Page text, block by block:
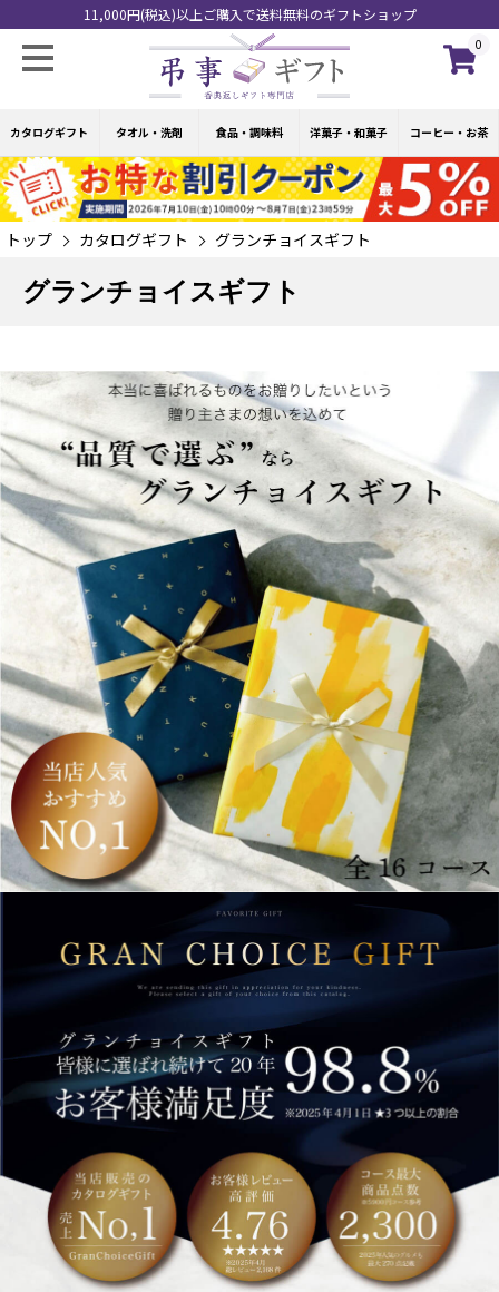
11,000円(税込)以上ご購入で送料無料のギフトショップ
0
カタログギフト タオル・洗剤 食品・調味料 洋菓子・和菓子 コーヒー・お茶
トップ カタログギフト グランチョイスギフト
グランチョイスギフト
“品質で選ぶ”なら グランチョイスギフト
GRAN CHOICE GIFTは20年選ばれ続けて累計レビュー2,168件。売上No.1・評価